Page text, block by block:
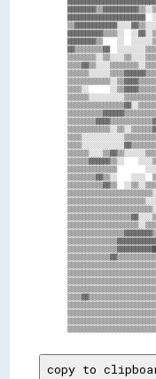
▓▓▓▓▓▓▓▓▓▓▓▓▓▓▓▓▓▓▓▓▓▓
▓▓▓▓▓▓▓▓▓▓▒▒▒▒░░
▓▓▓▓▓▓▓▓▒▒    ░░
▓▓▒▒▒▒▒▒▒▒▓▓
▒▒▒▒░░
▒▒▒▒▒▒▓▓▓▓▓▓▒▒░░
▒▒▒▒▒▒▒▒▒▒▒▒▒▒
▒▒▒▒▒▒▒▒▓▓▒▒░░    ░░░░
▒▒▒▒▒▒▒▒▒▒▓▓▒▒
copy to